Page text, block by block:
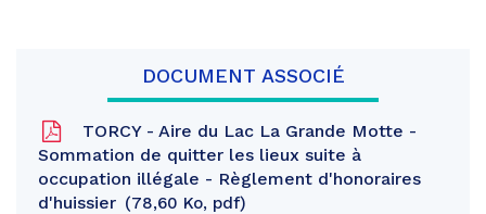
DOCUMENT ASSOCIÉ
TORCY - Aire du Lac La Grande Motte -
Sommation de quitter les lieux suite à
occupation illégale - Règlement d'honoraires
d'huissier
78,60 Ko, pdf